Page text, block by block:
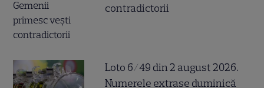
contradictorii
Loto 6/49 din 2 august 2026.
Numerele extrase duminică